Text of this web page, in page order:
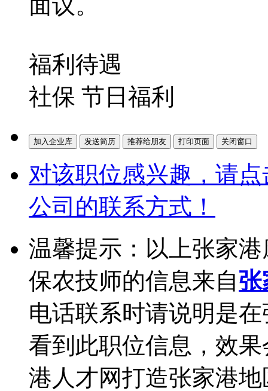
福利待遇
社保 节日福利
对该职位感兴趣，请
公司的联系方式！
温馨提示：以上张家
保农技师的信息来自张
电话联系时请说明是
看到此职位信息，效
港人才网打造张家港